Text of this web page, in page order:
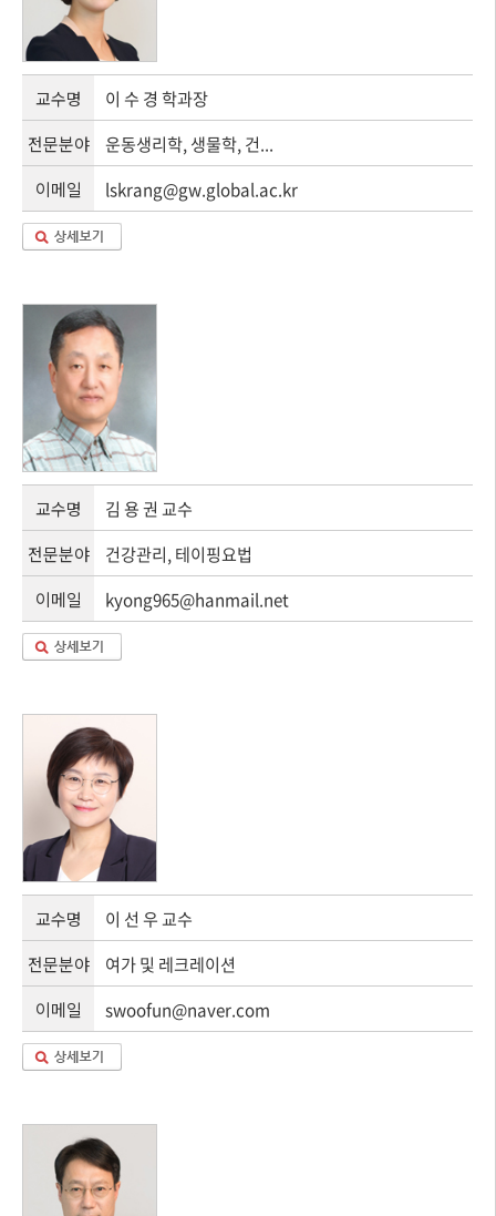
교수명 이 수 경 학과장
전문분야 운동생리학, 생물학, 건...
이메일 lskrang@gw.global.ac.kr
교수명 김 용 권 교수
전문분야 건강관리, 테이핑요법
이메일 kyong965@hanmail.net
교수명 이 선 우 교수
전문분야 여가 및 레크레이션
이메일 swoofun@naver.com